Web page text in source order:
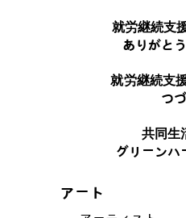
就労継続支
ありがと
就労継続支
つ
共同生
グリーンハ
アート